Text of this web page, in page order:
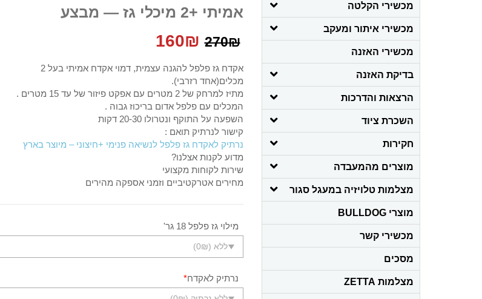
אמיתי +2 מיכלי גז — מבצע
270₪
המחיר
המקורי
היה:
270₪.
160₪
הנוכחי
הוא:
160₪.
אקדח גז פלפל להגנה עצמית, דמוי אקדח אמיתי בעל 2
מכלים(אחד רזרבי).
מתיז למרחק של 2 מטרים עם אפקט פיזור של עד 15 מטרים .
המכלים עם פלפל אדום בריכוז גבוה .
השפעה על התוקף ונטרולו 20-30 דקות
קישור לנרתיק תואם :
נרתיק לאקדח גז פלפל לנשיאה פנימי +חיצוני – מיוצר בארץ
מדוע לקנות אצלנו?
שירות לקוחות מקצועי
מחירים אטרקטיביים וזמני אספקה מהירים
מילוי גז פלפל 18 גר'
נרתיק לאקדח*
מכשירי הקלטה
מכשירי איתור ומעקב
מכשירי האזנה
בדיקת האזנה
הרצאות והדרכות
השכרת ציוד
חקירות
מוצרים מהמעבדה
מצלמות טלויזיה במעגל סגור
מוצרי BULLDOG
מכשירי קשר
מסכים
מצלמות ZETTA